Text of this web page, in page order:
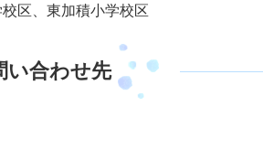
区、東加積小学校区
い合わせ先